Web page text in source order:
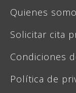
Quienes
Solicitar cita
Condiciones
Política de